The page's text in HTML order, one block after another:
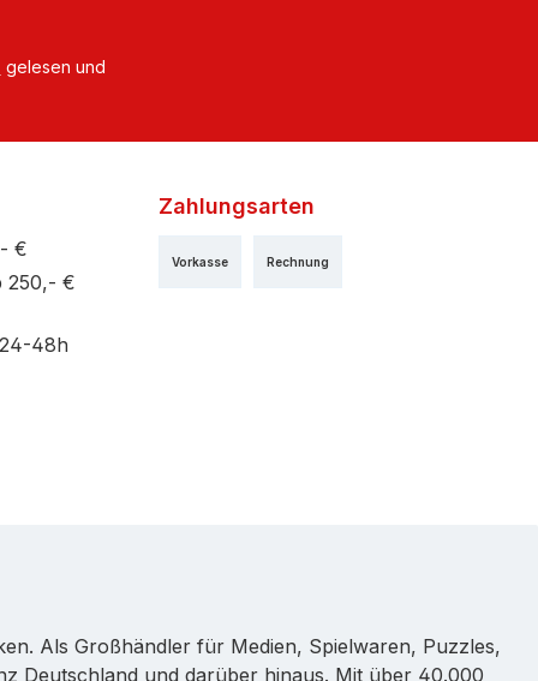
gelesen und
€
250,- €
48h
Zahlungsarten
Rechnung
Vorkasse
Als Großhändler für Medien, Spielwaren, Puzzles,
Deutschland und darüber hinaus. Mit über 40.000